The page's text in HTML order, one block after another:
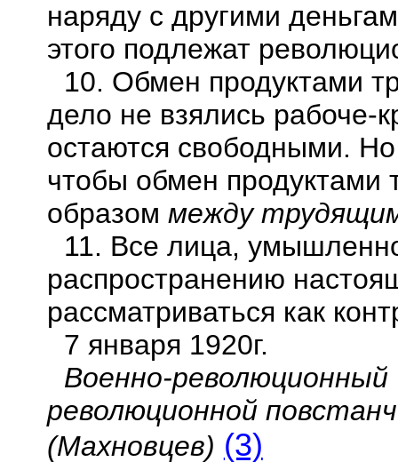
наряду с другими
этого подлежат
10. Обмен продуктами
дело не взялись рабоче-
остаются свободными.
чтобы обмен продуктами
образом между
11. Все лица,
распространению
рассматриваться как
7 января 1920г.
Военно-революционный
революционной
(Махновцев) (3)